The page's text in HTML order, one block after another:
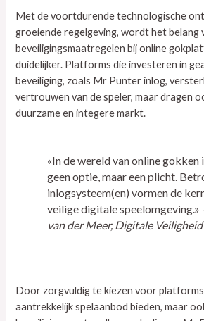
Met de voortdurende technologische
groeiende regelgeving, wordt het belang
beveiligingsmaatregelen bij online
duidelijker. Platforms die investeren in
beveiliging, zoals Mr Punter inlog,
vertrouwen van de speler, maar dragen
duurzame en integere markt.
«In de wereld van online gokken
geen optie, maar een plicht.
inlogsysteem(en) vormen de
veilige digitale speelomgeving.»
van der Meer, Digitale
Door zorgvuldig te kiezen voor platforms
aantrekkelijk spelaanbod bieden, maar